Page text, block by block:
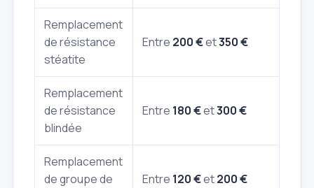
Remplacement
de résistance
stéatite
Entre 200 €et350 €
Remplacement
de résistance
blindée
Entre 180 €et300 €
Remplacement
de groupe de
Entre 120 €et200 €